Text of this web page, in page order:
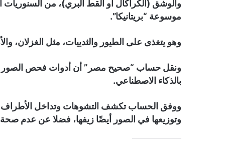
موسوعة “بريتانيكا”.
وهو يتغذى على الطيور والثدييات، مثل الغزلان،
ونقل حساب “صحيح مصر” أن أدوات فحص الصور
بالذكاء الاصطناعي.
ووفق الحساب تكشف التشوهات وتداخل الأطراف
وتوزيعها في الصور أيضًا زيفها، فضلا عن عدم